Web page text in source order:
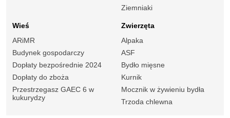
Ziemniaki
Wieś
ARiMR
Budynek gospodarczy
Dopłaty bezpośrednie 2024
Dopłaty do zboża
Przestrzegasz GAEC 6 w
kukurydzy
Zwierzęta
Alpaka
ASF
Bydło mięsne
Kurnik
Mocznik w żywieniu bydła
Trzoda chlewna